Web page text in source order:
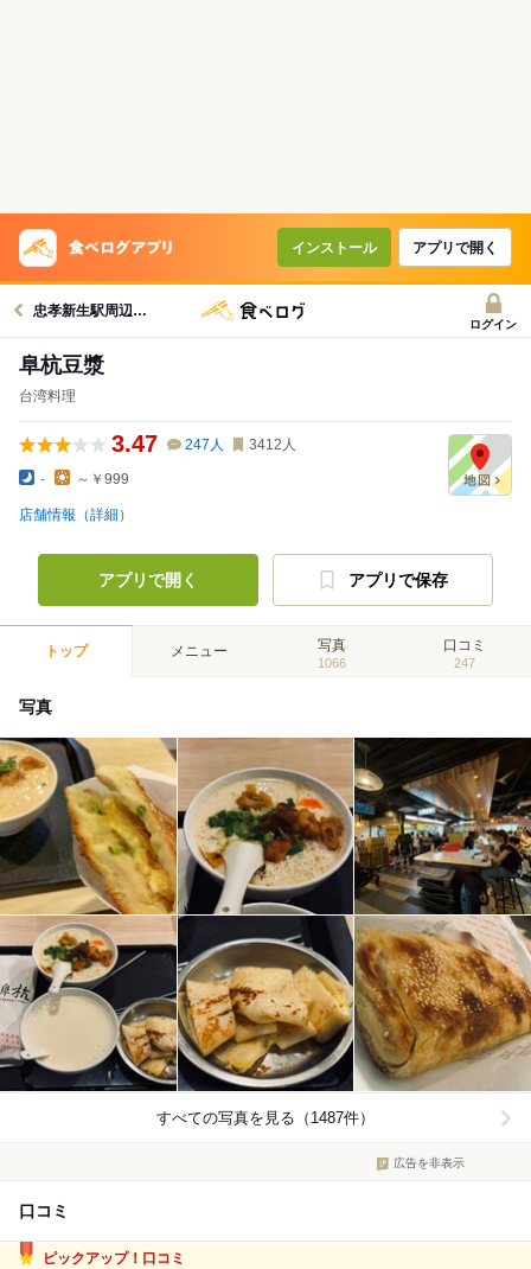
インストール アプリで開く
忠孝新生駅周辺グルメへ
ログイン
阜杭豆漿
台湾料理
3.47 247 人 3412 人
- ～￥999
店舗情報（詳細）
アプリで開く アプリで保存
トップ メニュー 写真
1066
口コミ
247
写真
すべての写真を見る（1487件）
広告を非表示
口コミ
ピックアップ！口コミ